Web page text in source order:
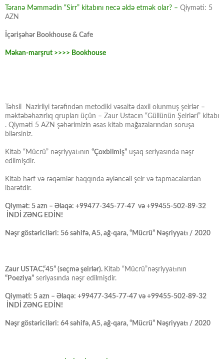
Təranə Məmmədin “Sirr” kitabını necə əldə etmək olar? – Qiyməti: 5
AZN
İçərişəhər Bookhouse & Cafe
Məkan-marşrut >>>> Bookhouse
Təhsil Nazirliyi tərəfindən metodiki vəsaitə daxil olunmuş şeirlər –
məktəbəhazırlıq qrupları üçün – Zaur Ustacın “Güllünün Şeirləri” kitabı
. Qiyməti 5 AZN şəhərimizin əsas kitab mağazalarından soruşa
bilərsiniz.
Kitab “Mücrü” nəşriyyatının “Çoxbilmiş” uşaq seriyasında nəşr
edilmişdir.
Kitab hərf və rəqəmlər haqqında əyləncəli şeir və tapmacalardan
ibarətdir.
Qiymət: 5 azn – Əlaqə: +99477-345-77-47 və +99455-502-89-32
İNDİ ZƏNG EDİN!
Nəşr göstəriciləri: 56 səhifə, A5, ağ-qara, “Mücrü” Nəşriyyatı / 2020
Zaur USTAC,“45” (seçmə şeirlər). Kitab “Mücrü”nəşriyyatının
“Poeziya” seriyasında nəşr edilmişdir.
Qiyməti: 5 azn – Əlaqə: +99477-345-77-47 və +99455-502-89-32
İNDİ ZƏNG EDİN!
Nəşr göstəriciləri: 64 səhifə, A5, ağ-qara, “Mücrü” Nəşriyyatı / 2020